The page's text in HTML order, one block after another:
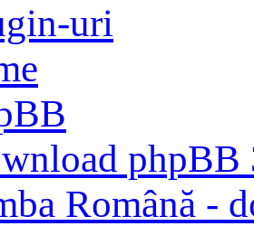
uri
phpBB
Română -